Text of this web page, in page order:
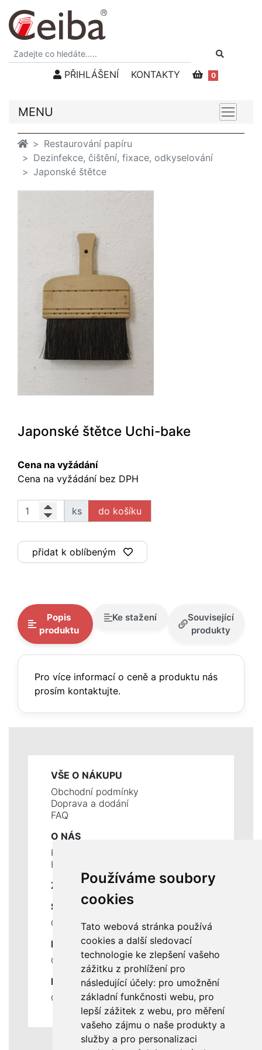
Používáme soubory
cookies
Tato webová stránka používá
cookies a další sledovací
technologie ke zlepšení vašeho
zážitku z prohlížení pro
následující účely: pro umožnění
základní funkčnosti webu, pro
lepší zážitek z webu, pro měření
vašeho zájmu o naše produkty a
služby a pro personalizaci
PŘIHLÁŠENÍ KONTAKTY 0
MENU
Restaurování papíru
Dezinfekce, čištění, fixace, odkyselování
Japonské štětce
Japonské štětce Uchi-bake
Cena na vyžádání
Cena na vyžádání bez DPH
ks
přidat k oblíbeným
Popis
produktu
Ke stažení
Související
produkty
Pro více informací o ceně a produktu nás
prosím kontaktujte.
VŠE O NÁKUPU
Obchodní podmínky
Doprava a dodání
FAQ
O NÁS
Kontakty
Historie a současnost
ZÁKLADNÍ ÚDAJE
SLUŽBY
Ceník servisních prací
DŮLEŽITÉ INFORMACE
Ochrana osobních údajů
RYCHLÉ ODKAZY
Odstoupení od smlouvy